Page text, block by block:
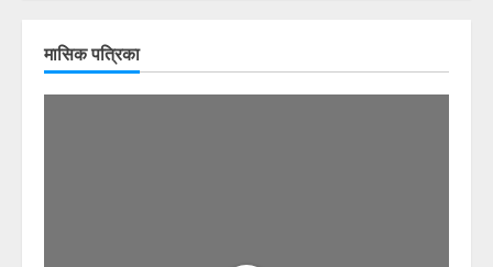
मासिक पत्रिका